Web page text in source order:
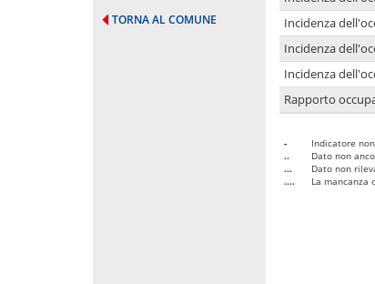
TORNA AL COMUNE
Incidenza
Incidenza
Incidenza
Rapporto
-
Indicatore
..
Dato non
...
Dato non
....
La mancanza